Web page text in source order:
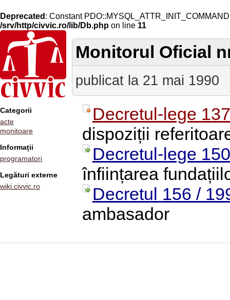
Deprecated : Constant
/srv/http/civvic.ro/lib/Db.php on line 11
Categorii
acte
monitoare
Informații
programatori
Legături externe
wiki.civvic.ro
Monitorul Oficial
publicat la 21 mai 1990
Decretul-lege
dispoziții
Decretul-lege
înființarea
Decretul 156 /
ambasador